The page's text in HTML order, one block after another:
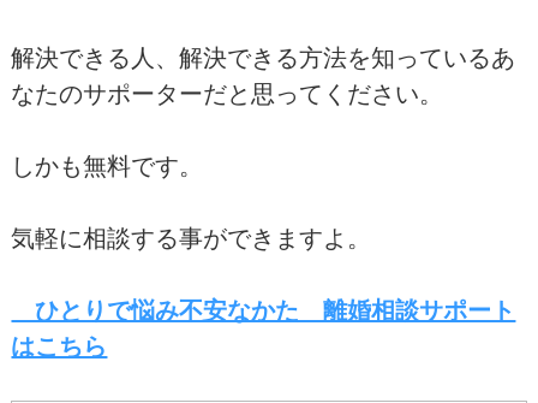
解決できる人、解決できる方法を知っているあ
なたのサポーターだと思ってください。
しかも無料です。
気軽に相談する事ができますよ。
ひとりで悩み不安なかた 離婚相談サポート
はこちら